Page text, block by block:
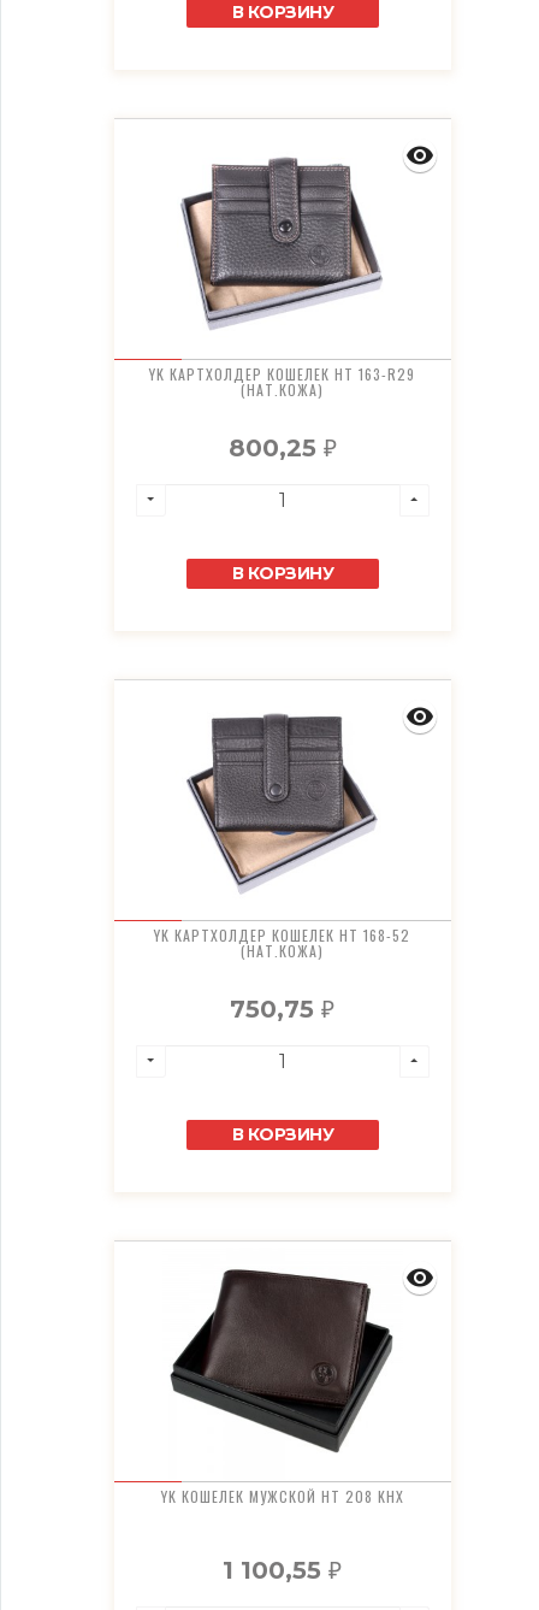
В КОРЗИНУ
YK КАРТХОЛДЕР КОШЕЛЕК HT 163-R29
(НАТ.КОЖА)
800,25 ₽
В КОРЗИНУ
YK КАРТХОЛДЕР КОШЕЛЕК HT 168-52
(НАТ.КОЖА)
750,75₽
В КОРЗИНУ
YK КОШЕЛЕК МУЖСКОЙ HT 208 KHX
1 100,55₽